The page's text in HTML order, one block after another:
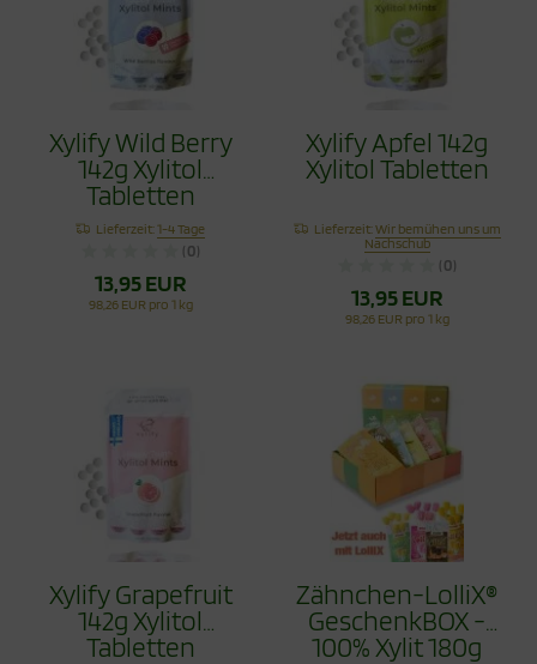
Xylify Wild Berry
142g Xylitol
Tabletten
Lieferzeit:1-4 Tage
(0)
13,95 EUR
98,26 EUR pro 1 kg
Xylify Apfel 142g
Xylitol Tabletten
Lieferzeit:Wir bemühen uns um
Nachschub
(0)
13,95 EUR
98,26 EUR pro 1 kg
Xylify Grapefruit
142g Xylitol
Tabletten
Zähnchen-LolliX®
GeschenkBOX -
100% Xylit 180g